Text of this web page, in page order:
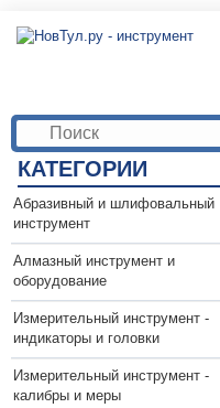
КАТЕГОРИИ
Абразивный и шлифовальный
инструмент
Алмазный инструмент и
оборудование
Измерительный инструмент -
индикаторы и головки
Измерительный инструмент -
калибры и меры